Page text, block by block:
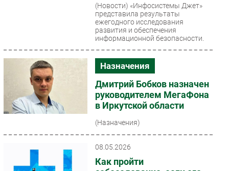
(Новости) «Инфосистемы Джет»
представила результаты
ежегодного исследования
развития и обеспечения
информационной безопасности.
Назначения
Дмитрий Бобков назначен
руководителем МегаФона
в Иркутской области
(Назначения)
08.05.2026
Как пройти